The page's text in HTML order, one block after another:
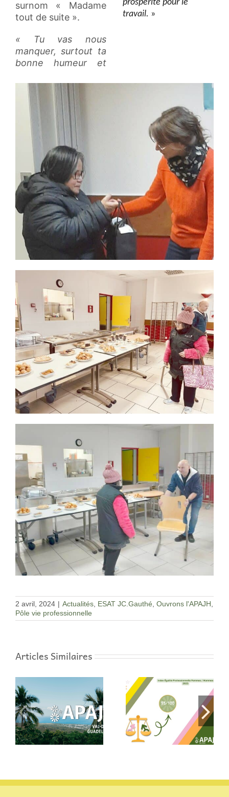
surnom « Madame
tout de suite ».
« Tu vas nous
manquer, surtout ta
bonne humeur et
prospérité pour le
travail. »
2 avril, 2024 | Actualités, ESAT JC.Gauthé, Ouvrons l'APAJH,
Pôle vie professionnelle
Articles Similaires
Index Égalité
Professionnelle
Femmes / Hommes
2025
Les écrans au
quotidien : on en
parle au SESSAD à
Argenteuil